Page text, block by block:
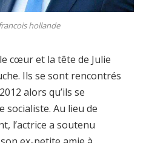
hollande
cœur et la tête de Julie
Ils se sont rencontrés
alors qu’ils se
socialiste. Au lieu de
l’actrice a soutenu